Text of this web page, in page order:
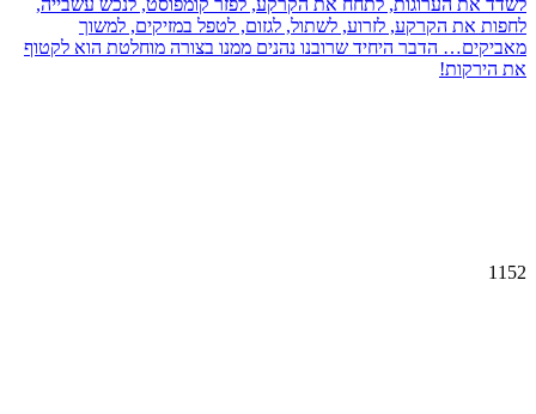
לשדד את הערוגות, לתחח את הקרקע, לפזר קומפוסט, לנכש עשבייה,
לחפות את הקרקע, לזרוע, לשתול, לגזום, לטפל במזיקים, למשוך
מאביקים… הדבר היחיד שרובנו נהנים ממנו בצורה מוחלטת הוא לקטוף
את הירקות!
1152